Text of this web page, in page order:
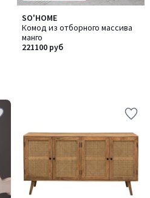
SO'HOME
Комод из отборного массива
манго
221100 руб